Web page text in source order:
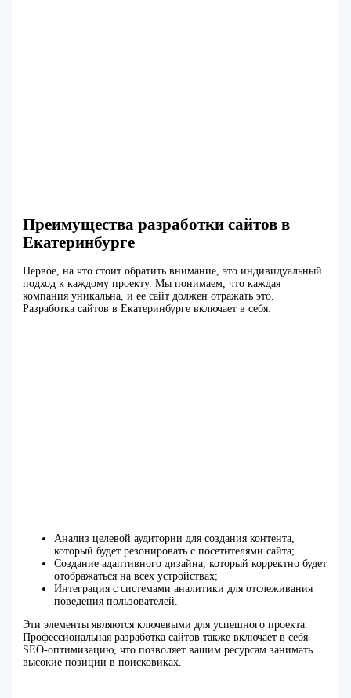
Преимущества разработки сайтов в
Екатеринбурге
Первое, на что стоит обратить внимание, это индивидуальный
подход к каждому проекту. Мы понимаем, что каждая
компания уникальна, и ее сайт должен отражать это.
Разработка сайтов в Екатеринбурге включает в себя:
Анализ целевой аудитории для создания контента,
который будет резонировать с посетителями сайта;
Создание адаптивного дизайна, который корректно будет
отображаться на всех устройствах;
Интеграция с системами аналитики для отслеживания
поведения пользователей.
Эти элементы являются ключевыми для успешного проекта.
Профессиональная разработка сайтов также включает в себя
SEO-оптимизацию, что позволяет вашим ресурсам занимать
высокие позиции в поисковиках.